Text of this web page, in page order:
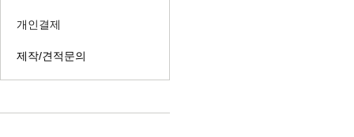
개인결제
제작/견적문의